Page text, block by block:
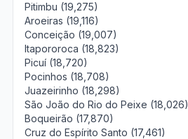
Pitimbu (19,275)
Aroeiras (19,116)
Conceição (19,007)
Itapororoca (18,823)
Picuí (18,720)
Pocinhos (18,708)
Juazeirinho (18,298)
São João do Rio do Peixe (18,026)
Boqueirão (17,870)
Cruz do Espírito Santo (17,461)